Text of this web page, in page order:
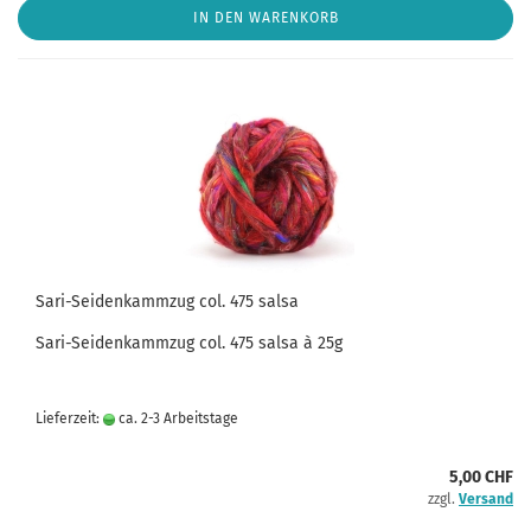
IN DEN WARENKORB
Sari-Seidenkammzug col. 475 salsa
Sari-Seidenkammzug col. 475 salsa à 25g
Lieferzeit: ca. 2-3 Arbeitstage
5,00 CHF
zzgl. Versand